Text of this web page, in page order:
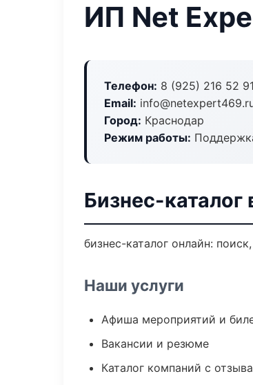
ИП Net
Телефон: 8 (925) 216 52 91
Email:
Город: Краснодар
Режим работы:
Бизнес-каталог
бизнес-каталог онлайн:
Наши услуги
Афиша мероприятий и
Вакансии и резюме
Каталог компаний с